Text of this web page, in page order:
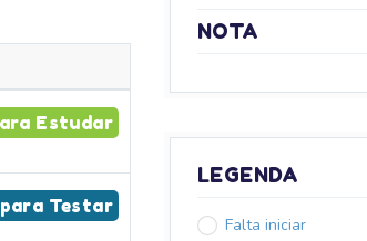
Estudar
Testar
NOTA
LEGENDA
Falta iniciar